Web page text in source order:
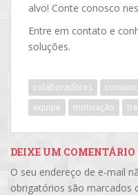
alvo! Conte conosco
Entre em contato e
soluções.
colaboradores
equipe
motivação
DEIXE UM COMENTÁRIO
O seu endereço de e-mail
obrigatórios são marcados